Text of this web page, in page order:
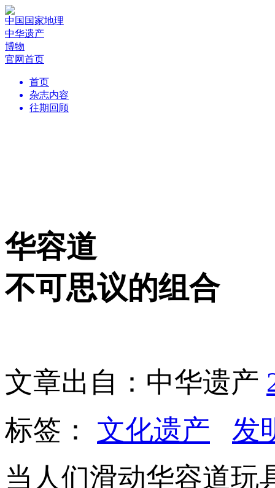
中国国家地理
中华遗产
博物
官网首页
首页
杂志内容
往期回顾
华容道
不可思议的组合
文章出自：中华遗产
标签： 文化遗产
发
当人们滑动华容道玩